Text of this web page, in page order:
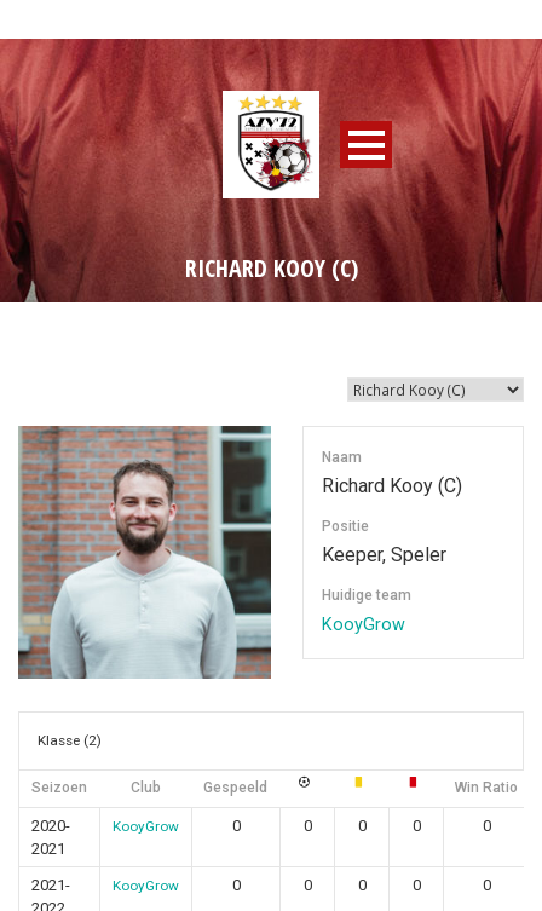
RICHARD KOOY (C)
Naam
Richard Kooy (C)
Positie
Keeper, Speler
Huidige team
KooyGrow
Klasse (2)
Seizoen Club Gespeeld Win Ratio
2020-
2021
KooyGrow 0 0 0 0 0
2021-
KooyGrow 0 0 0 0 0